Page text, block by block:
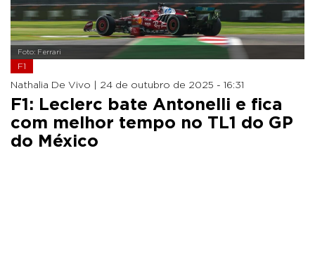
Foto: Ferrari
F1
Nathalia De Vivo | 24 de outubro de 2025 - 16:31
F1: Leclerc bate Antonelli e fica
com melhor tempo no TL1 do GP
do México